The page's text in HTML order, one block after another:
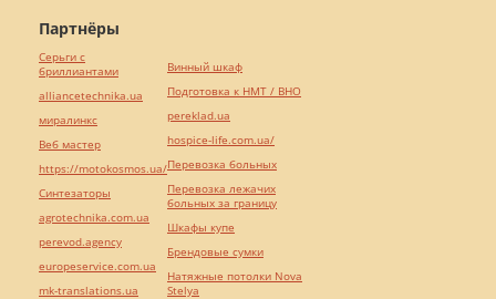
Партнёры
Серьги с
бриллиантами
alliancetechnika.ua
миралинкс
Веб мастер
https://motokosmos.ua/
Синтезаторы
agrotechnika.com.ua
perevod.agency
europeservice.com.ua
mk-translations.ua
Винный шкаф
Подготовка к НМТ / ВНО
pereklad.ua
hospice-life.com.ua/
Перевозка больных
Перевозка лежачих
больных за границу
Шкафы купе
Брендовые сумки
Натяжные потолки Nova
Stelya